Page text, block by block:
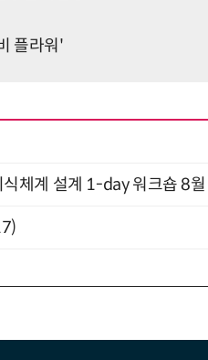
플라워'
체계 설계 1-day 워크숍 8월